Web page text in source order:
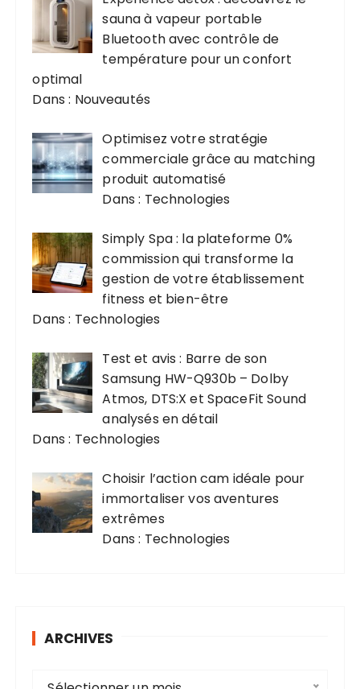
sauna à vapeur portable
Bluetooth avec contrôle de
température pour un confort
optimal
Dans : Nouveautés
Optimisez votre stratégie
commerciale grâce au matching
produit automatisé
Dans : Technologies
Simply Spa : la plateforme 0%
commission qui transforme la
gestion de votre établissement
fitness et bien-être
Dans : Technologies
Test et avis : Barre de son
Samsung HW-Q930b – Dolby
Atmos, DTS:X et SpaceFit Sound
analysés en détail
Dans : Technologies
Choisir l’action cam idéale pour
immortaliser vos aventures
extrêmes
Dans : Technologies
ARCHIVES